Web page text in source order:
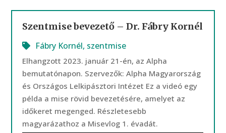
Szentmise bevezető – Dr. Fábry Kornél
Fábry Kornél, szentmise
Elhangzott 2023. január 21-én, az Alpha
bemutatónapon. Szervezők: Alpha Magyarország
és Országos Lelkipásztori Intézet Ez a videó egy
példa a mise rövid bevezetésére, amelyet az
időkeret megenged. Részletesebb
magyarázathoz a Misevlog 1. évadát.